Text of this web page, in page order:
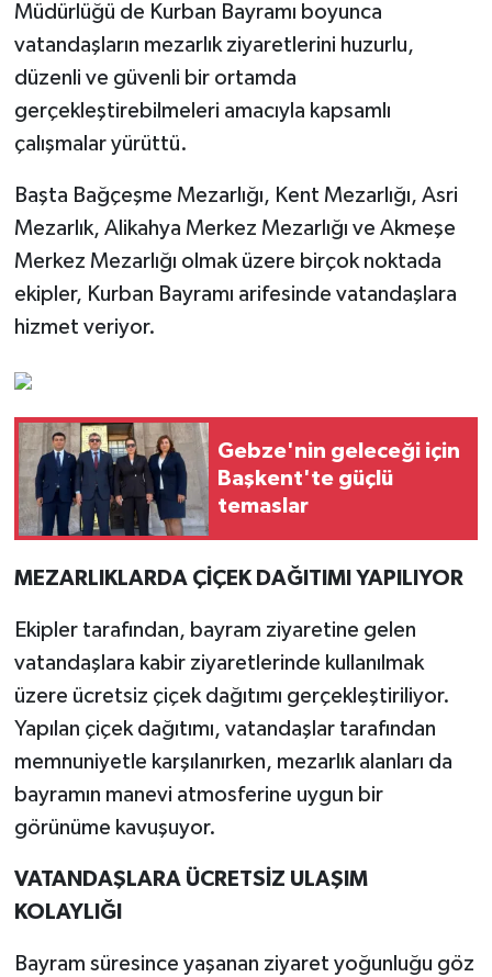
Müdürlüğü de Kurban Bayramı boyunca
vatandaşların mezarlık ziyaretlerini huzurlu,
düzenli ve güvenli bir ortamda
gerçekleştirebilmeleri amacıyla kapsamlı
çalışmalar yürüttü.
Başta Bağçeşme Mezarlığı, Kent Mezarlığı, Asri
Mezarlık, Alikahya Merkez Mezarlığı ve Akmeşe
Merkez Mezarlığı olmak üzere birçok noktada
ekipler, Kurban Bayramı arifesinde vatandaşlara
hizmet veriyor.
Gebze'nin geleceği için
Başkent'te güçlü
temaslar
MEZARLIKLARDA ÇİÇEK DAĞITIMI YAPILIYOR
Ekipler tarafından, bayram ziyaretine gelen
vatandaşlara kabir ziyaretlerinde kullanılmak
üzere ücretsiz çiçek dağıtımı gerçekleştiriliyor.
Yapılan çiçek dağıtımı, vatandaşlar tarafından
memnuniyetle karşılanırken, mezarlık alanları da
bayramın manevi atmosferine uygun bir
görünüme kavuşuyor.
VATANDAŞLARA ÜCRETSİZ ULAŞIM
KOLAYLIĞI
Bayram süresince yaşanan ziyaret yoğunluğu göz